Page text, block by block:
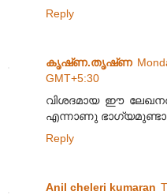
Reply
കൃഷ്‌ണ.തൃഷ്‌ണ
GMT+5:30
വിശദമായ ഈ
എന്നാണു
Reply
Anil cheleri kumaran